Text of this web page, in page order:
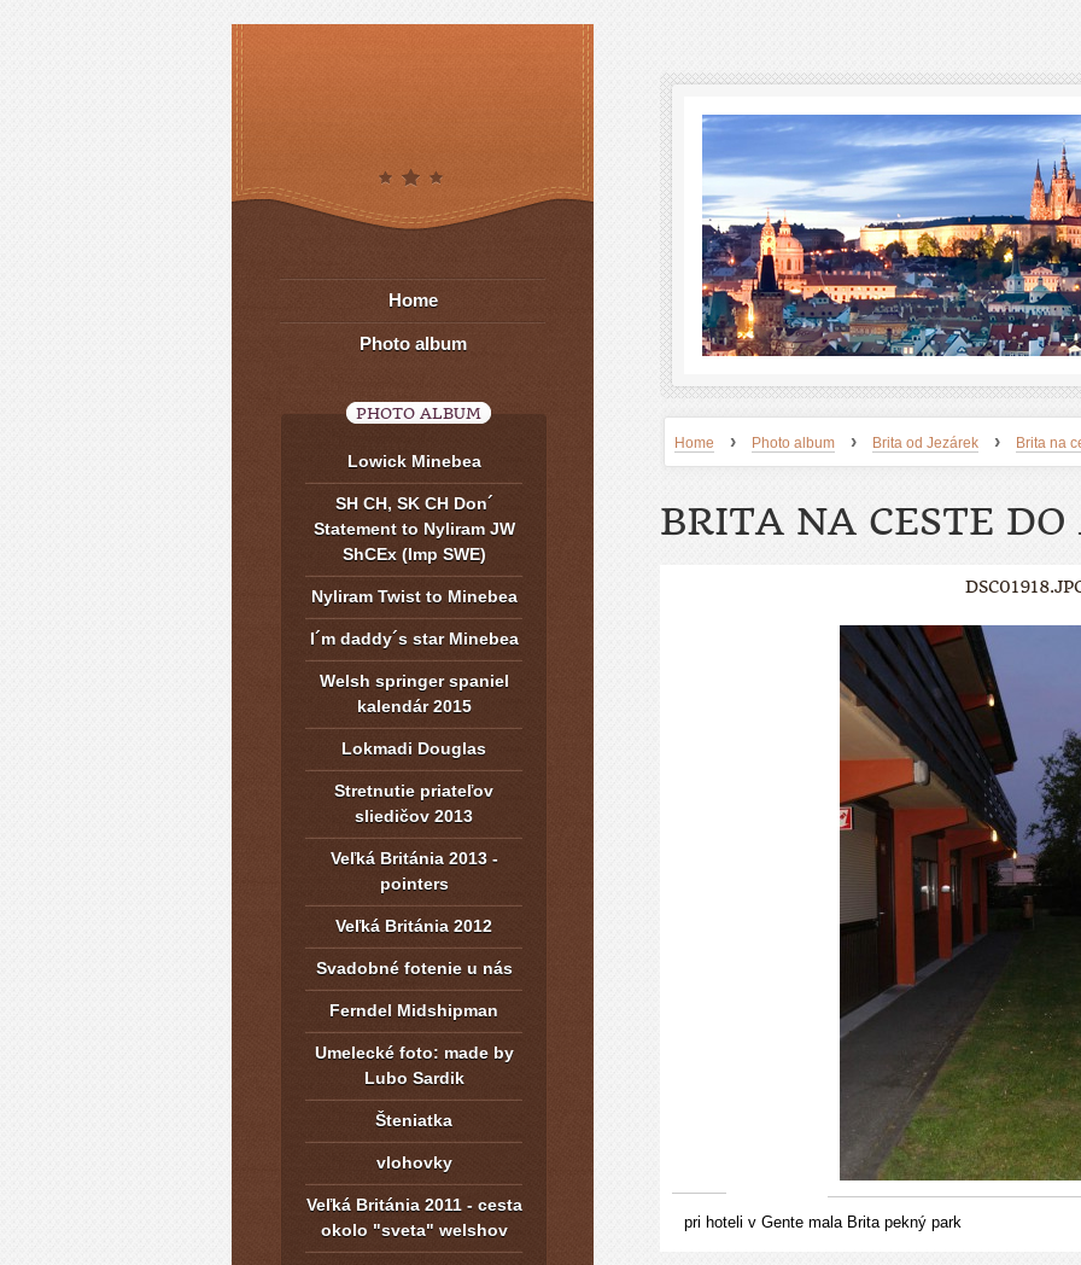
Home › Photo album › Brita od Jezárek › Brita na
BRITA NA CESTE
pri hoteli v Gente mala Brita pekný park
Home
Photo album
PHOTO ALBUM
Lowick Minebea
SH CH, SK CH Don´
Statement to Nyliram JW
ShCEx (Imp SWE)
Nyliram Twist to Minebea
I´m daddy´s star Minebea
Welsh springer spaniel
kalendár 2015
Lokmadi Douglas
Stretnutie priateľov
sliedičov 2013
Veľká Británia 2013 -
pointers
Veľká Británia 2012
Svadobné fotenie u nás
Ferndel Midshipman
Umelecké foto: made by
Lubo Sardik
Šteniatka
vlohovky
Veľká Británia 2011 - cesta
okolo "sveta" welshov